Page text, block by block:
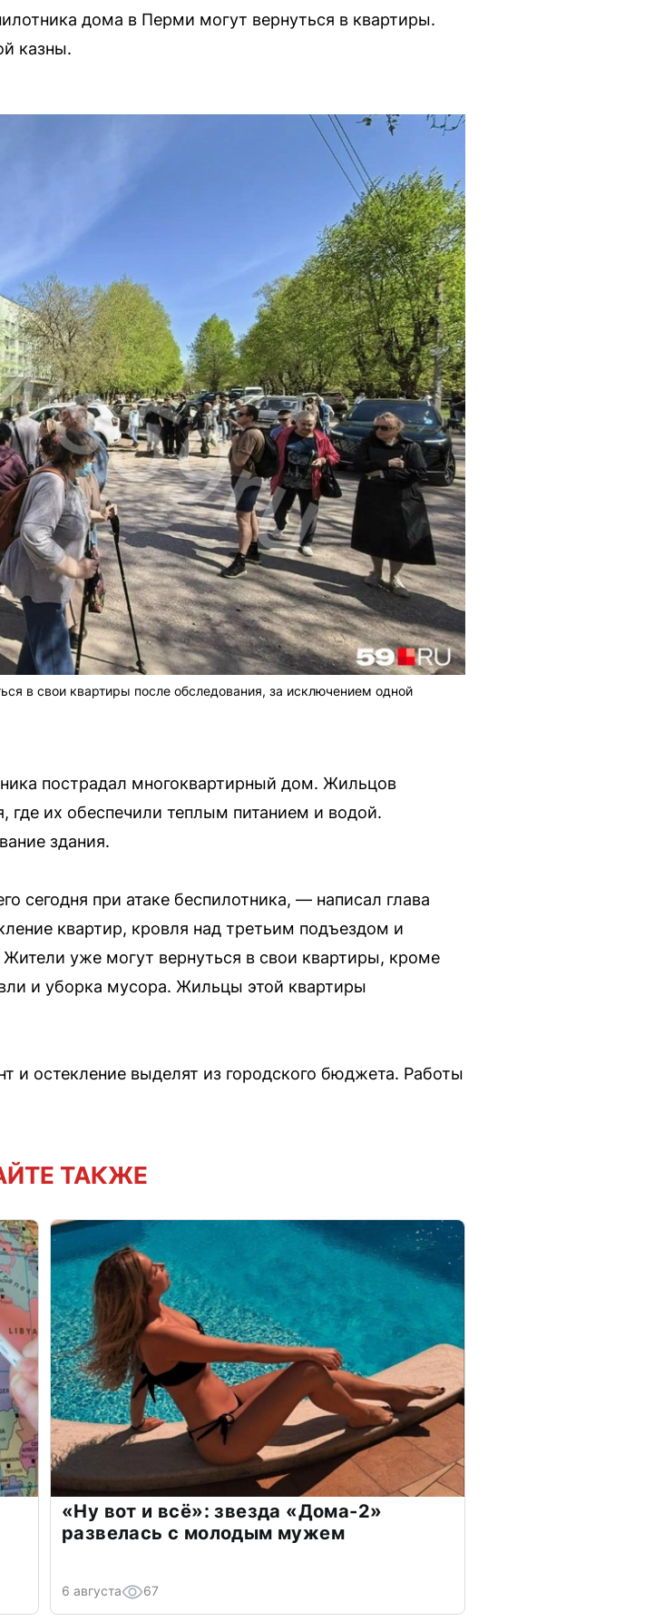
дома в Перми могут вернуться в квартиры.
казны.
в свои квартиры после обследования, за исключением одной
пострадал многоквартирный дом. Жильцов
где их обеспечили теплым питанием и водой.
здания.
сегодня при атаке беспилотника, — написал глава
квартир, кровля над третьим подъездом и
уже могут вернуться в свои квартиры, кроме
и уборка мусора. Жильцы этой квартиры
и остекление выделят из городского бюджета. Работы
ТАКЖЕ
«Ну вот и всё»: звезда «Дома-2»
развелась с молодым мужем
6 августа 67